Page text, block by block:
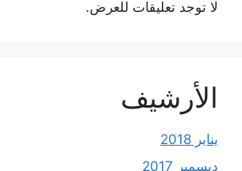
لا توجد تعليقات للعرض.
الأرشيف
يناير 2018
ديسمبر 2017